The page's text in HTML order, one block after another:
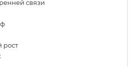
связи
рост